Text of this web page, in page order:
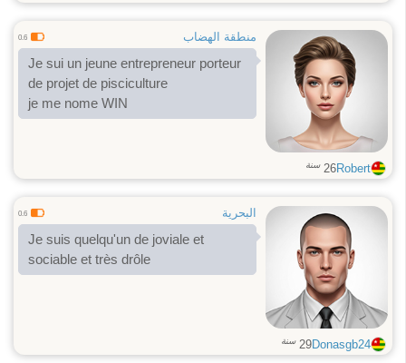
منطقة الهضاب 0.6
Je sui un jeune entrepreneur porteur
de projet de pisciculture
je me nome WIN
Robert
26 سنة
البحرية 0.6
Je suis quelqu'un de joviale et
sociable et très drôle
Donasgb24
29 سنة